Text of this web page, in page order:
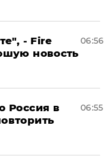
- Fire
новость
06:56
Россия в
06:55